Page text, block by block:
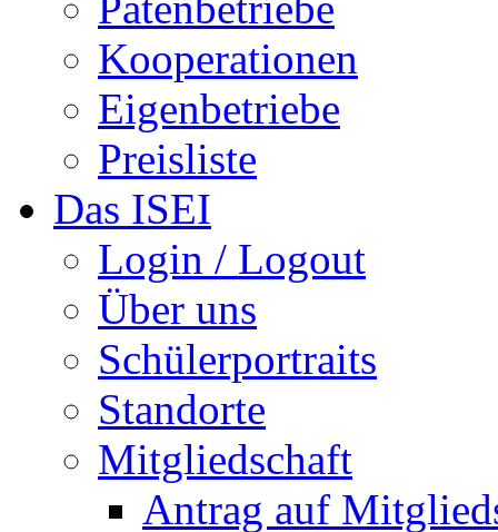
Kooperationen
Eigenbetriebe
Preisliste
Das ISEI
Login / Logout
Über uns
Schülerportraits
Standorte
Mitgliedschaft
Antrag auf